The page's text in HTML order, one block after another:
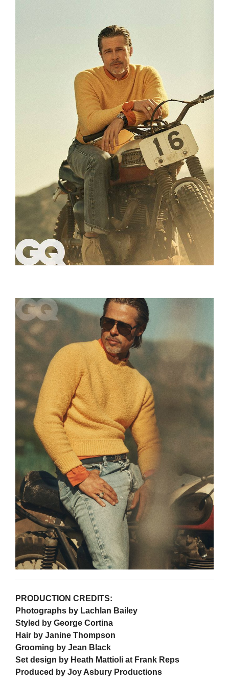
PRODUCTION CREDITS:
Photographs by Lachlan Bailey
Styled by George Cortina
Hair by Janine Thompson
Grooming by Jean Black
Set design by Heath Mattioli at Frank Reps
Produced by Joy Asbury Productions